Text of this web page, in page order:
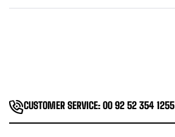
CUSTOMER SERVICE: 00 92 52 354 1255